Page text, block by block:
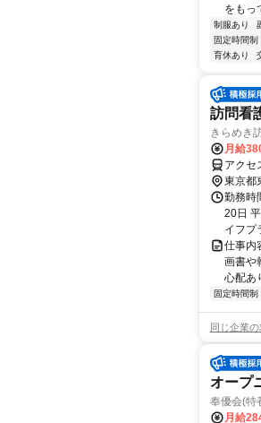
をもっ
制服あり
固定時間制
育休あり
訪問看
きらめき
月給
東京都
勤務時
20日
イフプ
仕事内
画書や
心配あ
固定時間制
同じ企業の
オープ
奉優会(特
月給